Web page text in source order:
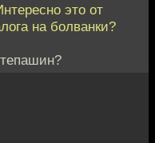
это от
на болванки?